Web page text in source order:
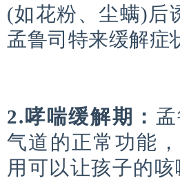
(如花粉、尘螨)后
孟鲁司特来缓解症
2.哮喘缓解期：
气道的正常功能
用可以让孩子的